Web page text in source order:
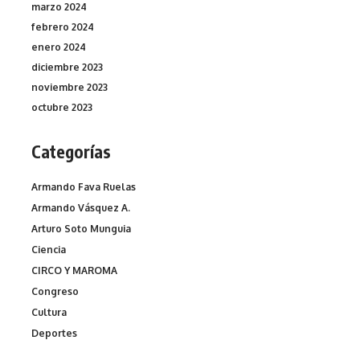
marzo 2024
febrero 2024
enero 2024
diciembre 2023
noviembre 2023
octubre 2023
Categorías
Armando Fava Ruelas
Armando Vásquez A.
Arturo Soto Munguia
Ciencia
CIRCO Y MAROMA
Congreso
Cultura
Deportes